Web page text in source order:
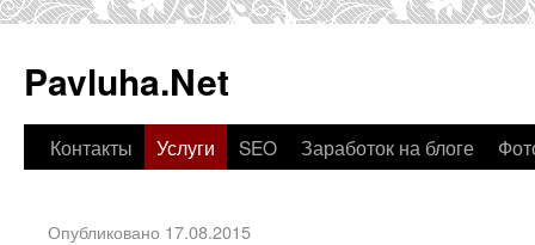
Pavluha.Net
Контакты Услуги SEO Заработок на блоге
Опубликовано 17.08.2015